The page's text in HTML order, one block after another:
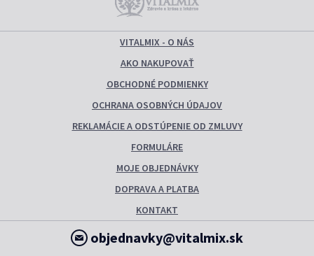
VITALMIX - O NÁS
AKO NAKUPOVAŤ
OBCHODNÉ PODMIENKY
OCHRANA OSOBNÝCH ÚDAJOV
REKLAMÁCIE A ODSTÚPENIE OD ZMLUVY
FORMULÁRE
MOJE OBJEDNÁVKY
DOPRAVA A PLATBA
KONTAKT
objednavky@vitalmix.sk